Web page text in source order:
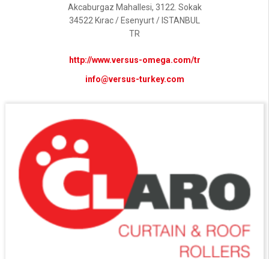
Akcaburgaz Mahallesi, 3122. Sokak
34522 Kırac / Esenyurt / ISTANBUL
TR
http://www.versus-omega.com/tr
info@versus-turkey.com